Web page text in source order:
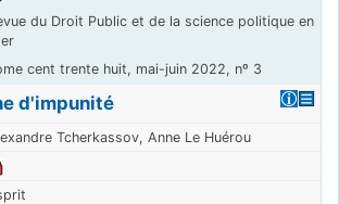
du Droit Public et de la science politique en
cent trente huit, mai-juin 2022, nº 3
d'impunité
Tcherkassov, Anne Le Huérou